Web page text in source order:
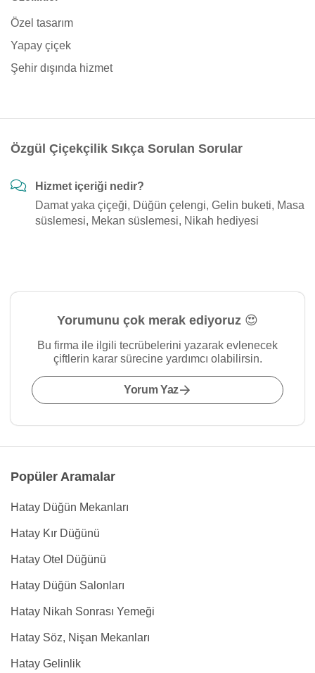
Özel tasarım
Yapay çiçek
Şehir dışında hizmet
Özgül Çiçekçilik Sıkça Sorulan Sorular
Hizmet içeriği nedir?
Damat yaka çiçeği, Düğün çelengi, Gelin buketi, Masa
süslemesi, Mekan süslemesi, Nikah hediyesi
Yorumunu çok merak ediyoruz 😍
Bu firma ile ilgili tecrübelerini yazarak evlenecek
çiftlerin karar sürecine yardımcı olabilirsin.
Yorum Yaz
Popüler Aramalar
Hatay Düğün Mekanları
Hatay Kır Düğünü
Hatay Otel Düğünü
Hatay Düğün Salonları
Hatay Nikah Sonrası Yemeği
Hatay Söz, Nişan Mekanları
Hatay Gelinlik